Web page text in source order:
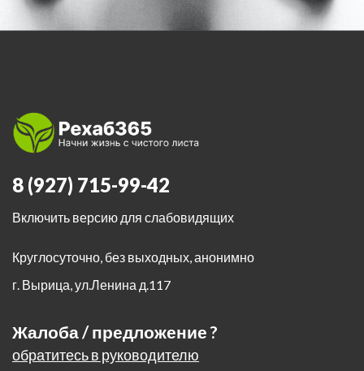
8 (927) 715-99-42
Включить версию для слабовидящих
Круглосуточно, без выходных, анонимно
г. Вырица,ул.Ленина д.117
Жалоба / предложение ?
обратитесь в руководителю